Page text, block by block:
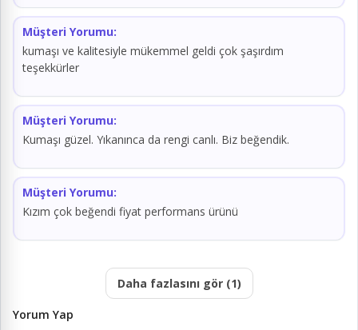
Müşteri Yorumu:
kumaşı ve kalitesiyle mükemmel geldi çok şaşırdım
teşekkürler
Müşteri Yorumu:
Kumaşı güzel. Yıkanınca da rengi canlı. Biz beğendik.
Müşteri Yorumu:
Kızım çok beğendi fiyat performans ürünü
Daha fazlasını gör (1)
Yorum Yap